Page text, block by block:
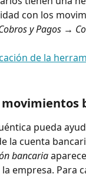
con los
y Pagos →
pueda
la cuenta
bancaria
empresa. Para